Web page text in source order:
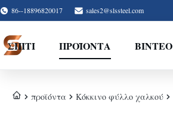
86--18896820017 sales2@slssteel.com
ΣΠΊΤΙ ΠΡΟΪΌΝΤΑ ΒΊΝΤΕΟ
προϊόντα Κόκκινο φύλλο χαλκού